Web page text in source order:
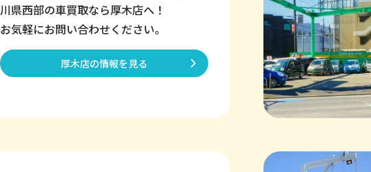
川県西部の車買取なら厚木店へ！
お気軽にお問い合わせください。
厚木店の情報を見る